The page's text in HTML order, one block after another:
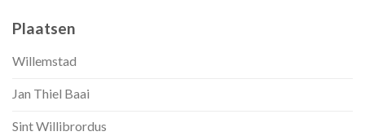
Plaatsen
Willemstad
Jan Thiel Baai
Sint Willibrordus